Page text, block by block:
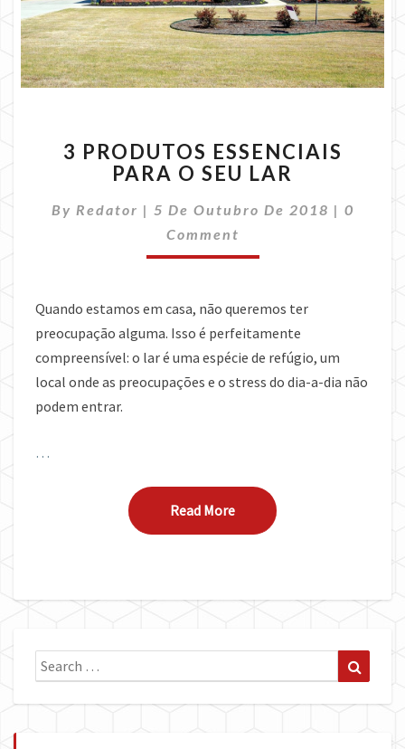
PRODUTOS
ESSENCIAIS
O
SEU
LAR
3 PRODUTOS ESSENCIAIS
PARA O SEU LAR
By Redator | 5 De Outubro De 2018 | 0
Comment
Quando estamos em casa, não queremos ter
preocupação alguma. Isso é perfeitamente
compreensível: o lar é uma espécie de refúgio, um
local onde as preocupações e o stress do dia-a-dia não
podem entrar.
…
Read MoreRead More
Search
for: